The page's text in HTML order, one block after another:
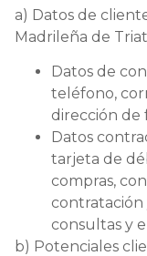
a) Datos de
Madrileña de
Datos de
teléfono,
dirección de
Datos
tarjeta de
compras,
contratación
consultas y
b) Potenciales